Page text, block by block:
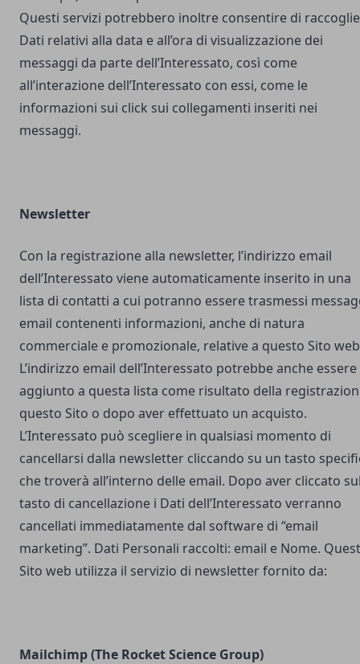
Questi servizi potrebbero inoltre consentire di
Dati relativi alla data e all’ora di visualizzazione dei
messaggi da parte dell’Interessato, così come
all’interazione dell’Interessato con essi, come le
informazioni sui click sui collegamenti inseriti nei
messaggi.
Newsletter
Con la registrazione alla newsletter, l’indirizzo email
dell’Interessato viene automaticamente inserito in una
lista di contatti a cui potranno essere trasmessi
email contenenti informazioni, anche di natura
commerciale e promozionale, relative a questo Sito
L’indirizzo email dell’Interessato potrebbe anche essere
aggiunto a questa lista come risultato della
questo Sito o dopo aver effettuato un acquisto.
L’Interessato può scegliere in qualsiasi momento di
cancellarsi dalla newsletter cliccando su un tasto
che troverà all’interno delle email. Dopo aver cliccato
tasto di cancellazione i Dati dell’Interessato verranno
cancellati immediatamente dal software di “email
marketing”. Dati Personali raccolti: email e Nome.
Sito web utilizza il servizio di newsletter fornito da:
Mailchimp (The Rocket Science Group)